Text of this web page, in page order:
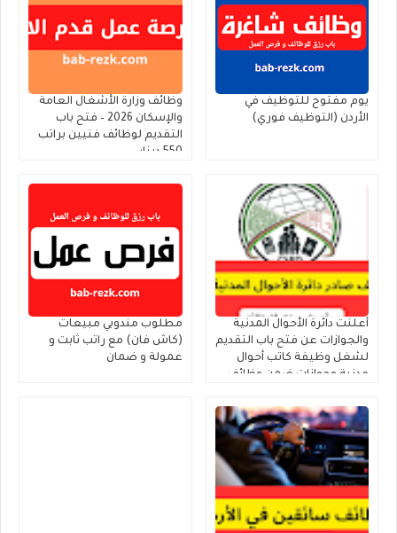
يوم مفتوح للتوظيف في
الأردن (التوظيف فوري)
وظائف وزارة الأشغال العامة
والإسكان 2026 – فتح باب
التقديم لوظائف فنيين براتب
550 دينار
أعلنت دائرة الأحوال المدنية
والجوازات عن فتح باب التقديم
لشغل وظيفة كاتب أحوال
مدنية وجوازات ضمن وظائف
مطلوب مندوبي مبيعات
(كاش فان) مع راتب ثابت و
عمولة و ضمان